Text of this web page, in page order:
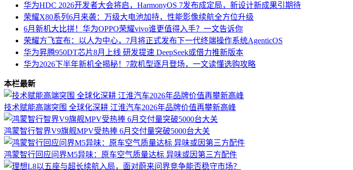
华为HDC 2026开发者大会将启，HarmonyOS 7发布成定局，新设计新成果引期待
荣耀X80系列6月来袭：万级大电池加持，性能影像续航全方位升级
6月新机大比拼！华为OPPO荣耀vivo谁更值得入手？一文告诉你
荣耀方飞宣布：以人为中心，7月将正式发布下一代终端操作系统AgenticOS
华为昇腾950DT芯片8月上线 研发提速 DeepSeek或借力推新版本
华为2026下半年新机全揭秘！7款机型逐月登场，一文读懂选购攻略
本栏最新
技术赋能高端突围 全球化深耕 江淮汽车2026年品牌价值再攀新高峰
鸿蒙智行智界V9旗舰MPV受热捧 6月交付量突破5000台大关
鸿蒙智行回应问界M5异味：原车空气质量达标 异味或因第三方配件